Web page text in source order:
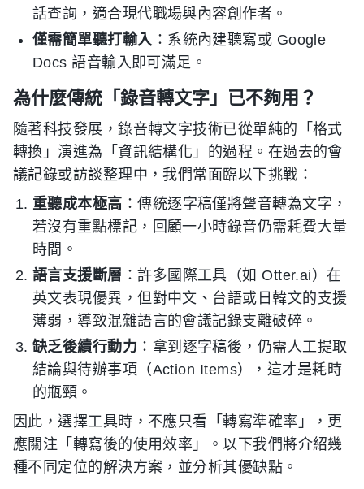
話查詢，適合現代職場與內容創作者。
僅需簡單聽打輸入 ：系統內建聽寫或 Google
Docs 語音輸入即可滿足。
為什麼傳統「錄音轉文字」已不夠用？
隨著科技發展，錄音轉文字技術已從單純的「格式
轉換」演進為「資訊結構化」的過程。在過去的會
議記錄或訪談整理中，我們常面臨以下挑戰：
重聽成本極高 ：傳統逐字稿僅將聲音轉為文字，
若沒有重點標記，回顧一小時錄音仍需耗費大量
時間。
語言支援斷層 ：許多國際工具（如 Otter.ai）在
英文表現優異，但對中文、台語或日韓文的支援
薄弱，導致混雜語言的會議記錄支離破碎。
缺乏後續行動力 ：拿到逐字稿後，仍需人工提取
結論與待辦事項（Action Items），這才是耗時
的瓶頸。
因此，選擇工具時，不應只看「轉寫準確率」，更
應關注「轉寫後的使用效率」。以下我們將介紹幾
種不同定位的解決方案，並分析其優缺點。